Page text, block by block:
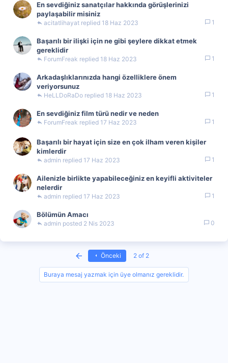
En sevdiğiniz sanatçılar hakkında görüşlerinizi
paylaşabilir misiniz
1
18 Haz 2023
acitatlihayat
Başarılı bir ilişki için ne gibi şeylere dikkat etmek
gereklidir
1
18 Haz 2023
ForumFreak
Arkadaşlıklarınızda hangi özelliklere önem
veriyorsunuz
1
18 Haz 2023
HeLLDoRaDo
En sevdiğiniz film türü nedir ve neden
1
17 Haz 2023
ForumFreak
Başarılı bir hayat için size en çok ilham veren kişiler
kimlerdir
1
17 Haz 2023
admin
Ailenizle birlikte yapabileceğiniz en keyifli aktiviteler
nelerdir
1
17 Haz 2023
admin
Bölümün Amacı
0
2 Nis 2023
admin
Önceki 2 of 2
Buraya mesaj yazmak için üye olmanız gereklidir.